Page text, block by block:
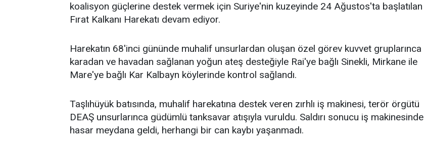
koalisyon güçlerine destek vermek için Suriye'nin kuzeyinde 24 Ağustos'ta başlatılan
Fırat Kalkanı Harekatı devam ediyor.
Harekatın 68'inci gününde muhalif unsurlardan oluşan özel görev kuvvet gruplarınca
karadan ve havadan sağlanan yoğun ateş desteğiyle Rai'ye bağlı Sinekli, Mirkane ile
Mare'ye bağlı Kar Kalbayn köylerinde kontrol sağlandı.
Taşlıhüyük batısında, muhalif harekatına destek veren zırhlı iş makinesi, terör örgütü
DEAŞ unsurlarınca güdümlü tanksavar atışıyla vuruldu. Saldırı sonucu iş makinesinde
hasar meydana geldi, herhangi bir can kaybı yaşanmadı.